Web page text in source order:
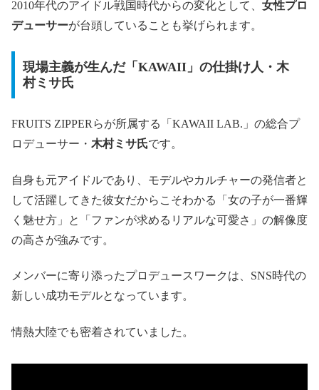
2010年代のアイドル戦国時代からの変化として、 女性プロ
デューサーが台頭していることも挙げられます。
現場主義が生んだ「KAWAII」の仕掛け人・木
村ミサ氏
FRUITS ZIPPERらが所属する「KAWAII LAB.」の総合プ
ロデューサー・ 木村ミサ氏です。
自身も元アイドルであり、モデルやカルチャーの発信者と
して活躍してきた彼女だからこそわかる「女の子が一番輝
く魅せ方」と「ファンが求めるリアルな可愛さ」の解像度
の高さが強みです。
メンバーに寄り添ったプロデュースワークは、SNS時代の
新しい成功モデルとなっています。
情熱大陸でも密着されていました。